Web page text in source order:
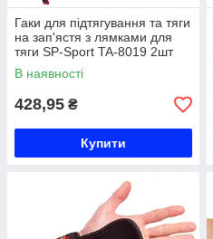
Гаки для підтягування та тяги
на зап'ястя з лямками для
тяги SP-Sport TA-8019 2шт
чорний-червоний Код TA-
8019
В наявності
428,95 ₴
Купити